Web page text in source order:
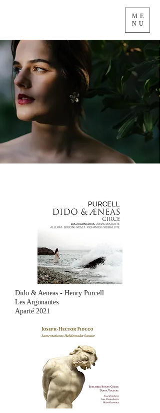
ME
NU
Dido & Aeneas - Henry Purcell
Les Argonautes
Aparté 2021